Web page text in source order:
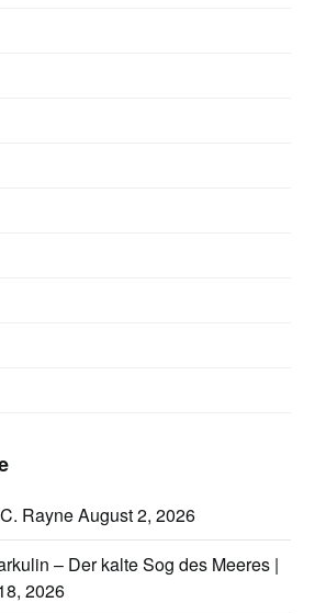
RayneAugust 2, 2026
– Der kalte Sog des Meeres |
2026